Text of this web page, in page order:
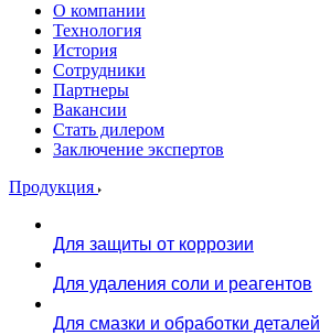
О компании
Технология
История
Сотрудники
Партнеры
Вакансии
Стать дилером
Заключение экспертов
Продукция
Для защиты от коррозии
Для удаления соли и реагентов
Для смазки и обработки деталей